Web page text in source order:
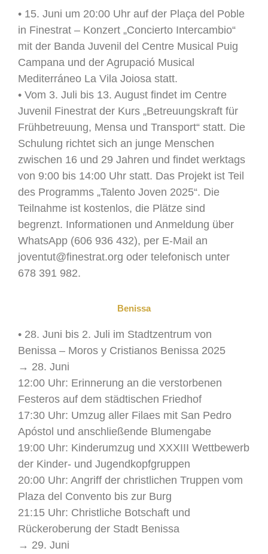
• 15. Juni um 20:00 Uhr auf der Plaça del Poble
in Finestrat – Konzert „Concierto Intercambio“
mit der Banda Juvenil del Centre Musical Puig
Campana und der Agrupació Musical
Mediterráneo La Vila Joiosa statt.
• Vom 3. Juli bis 13. August findet im Centre
Juvenil Finestrat der Kurs „Betreuungskraft für
Frühbetreuung, Mensa und Transport“ statt. Die
Schulung richtet sich an junge Menschen
zwischen 16 und 29 Jahren und findet werktags
von 9:00 bis 14:00 Uhr statt. Das Projekt ist Teil
des Programms „Talento Joven 2025“. Die
Teilnahme ist kostenlos, die Plätze sind
begrenzt. Informationen und Anmeldung über
WhatsApp (606 936 432), per E-Mail an
joventut@finestrat.org oder telefonisch unter
678 391 982.
Benissa
• 28. Juni bis 2. Juli im Stadtzentrum von
Benissa – Moros y Cristianos Benissa 2025
→ 28. Juni
12:00 Uhr: Erinnerung an die verstorbenen
Festeros auf dem städtischen Friedhof
17:30 Uhr: Umzug aller Filaes mit San Pedro
Apóstol und anschließende Blumengabe
19:00 Uhr: Kinderumzug und XXXIII Wettbewerb
der Kinder- und Jugendkopfgruppen
20:00 Uhr: Angriff der christlichen Truppen vom
Plaza del Convento bis zur Burg
21:15 Uhr: Christliche Botschaft und
Rückeroberung der Stadt Benissa
→ 29. Juni